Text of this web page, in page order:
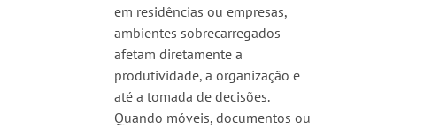
em residências ou empresas,
ambientes sobrecarregados
afetam diretamente a
produtividade, a organização e
até a tomada de decisões.
Quando móveis, documentos ou